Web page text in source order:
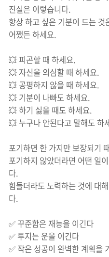
진실은 이렇습니다.
항상 하고 싶은 기분이 드는 것
어쨌든 하세요.
💥 피곤할 때 하세요.
💥 자신을 의심할 때 하세요.
💥 공평하지 않을 때 하세요.
💥 기분이 나빠도 하세요.
💥 하기 싫을 때도 하세요.
💥 누구나 안된다고 말해도 하
포기하면 한 가지만 보장되기
포기하지 않았더라면 어떤 일
다.
힘들더라도 노력하는 것에 대
다.
✅ 꾸준함은 재능을 이긴다
✅ 투지는 운을 이긴다
✅ 작은 성공이 완벽한 계획을